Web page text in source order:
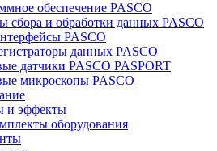
обеспечение PASCO
сбора и обработки данных PASCO
PASCO
данных PASCO
датчики PASCO PASPORT
микроскопы PASCO
и эффекты
оборудования